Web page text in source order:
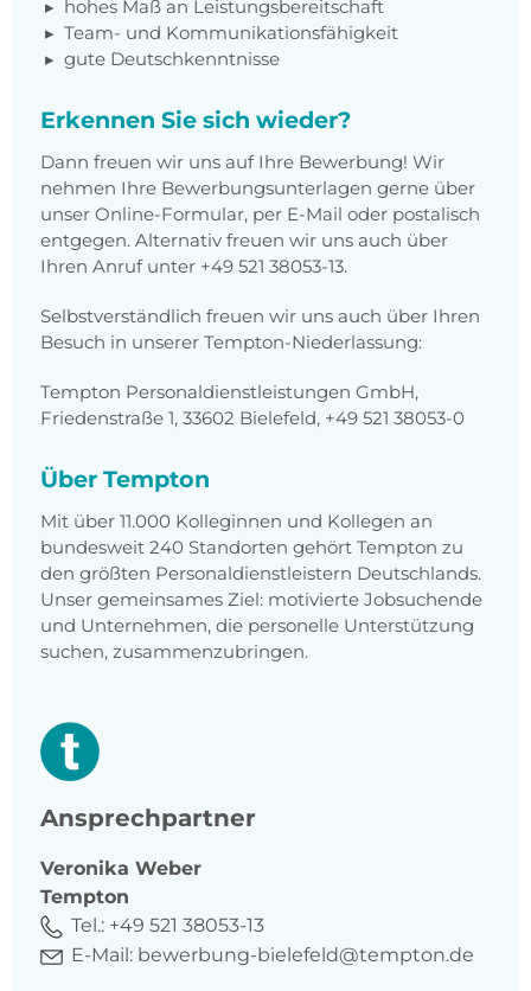
hohes Maß an Leistungsbereitschaft
Team- und Kommunikationsfähigkeit
gute Deutschkenntnisse
Erkennen Sie sich wieder?
Dann freuen wir uns auf Ihre Bewerbung! Wir
nehmen Ihre Bewerbungsunterlagen gerne über
unser Online-Formular, per E-Mail oder postalisch
entgegen. Alternativ freuen wir uns auch über
Ihren Anruf unter +49 521 38053-13.
Selbstverständlich freuen wir uns auch über Ihren
Besuch in unserer Tempton-Niederlassung:
Tempton Personaldienstleistungen GmbH,
Friedenstraße 1, 33602 Bielefeld, +49 521 38053-0
Über Tempton
Mit über 11.000 Kolleginnen und Kollegen an
bundesweit 240 Standorten gehört Tempton zu
den größten Personaldienstleistern Deutschlands.
Unser gemeinsames Ziel: motivierte Jobsuchende
und Unternehmen, die personelle Unterstützung
suchen, zusammenzubringen.
Ansprechpartner
Veronika Weber
Tempton
Tel.: +49 521 38053-13
E-Mail: bewerbung-bielefeld@tempton.de